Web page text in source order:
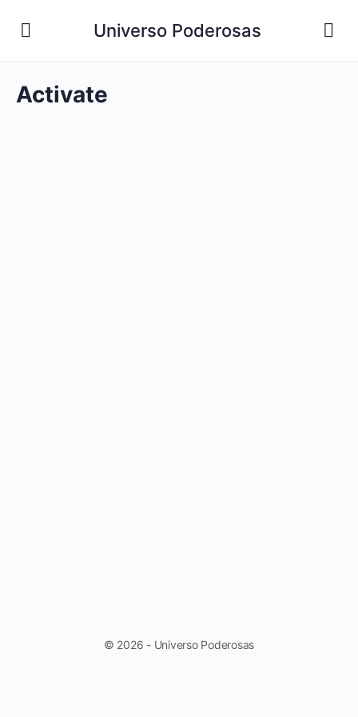
Universo Poderosas
Activate
© 2026 - Universo Poderosas